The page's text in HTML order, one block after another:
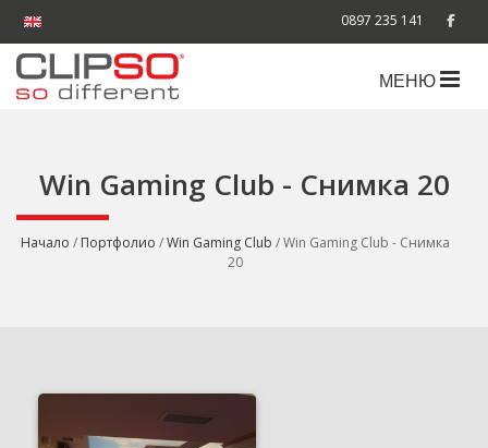
0897 235 141
МЕНЮ
Win Gaming Club - Снимка 20
Начало / Портфолио /Win Gaming Club / Win Gaming Club - Снимка
20